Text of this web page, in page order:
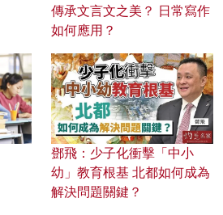
傳承文言文之美？ 日常寫作
如何應用？
鄧飛：少子化衝擊「中小
幼」教育根基 北都如何成為
解決問題關鍵？